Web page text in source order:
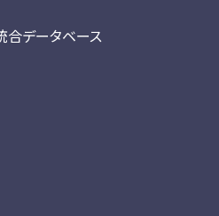
合データベース